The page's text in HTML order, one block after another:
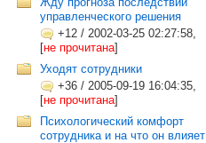
управленческого решения
+12 / 2002-03-25 02:27:58,
[не прочитана]
Уходят сотрудники
+36 / 2005-09-19 16:04:35,
[не прочитана]
Психологический комфорт
сотрудника и на что он влияет